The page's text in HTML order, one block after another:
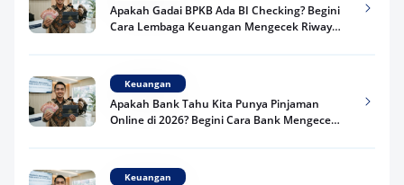
Apakah Gadai BPKB Ada BI Checking? Begini
Cara Lembaga Keuangan Mengecek Riwayat
Keuangan
Apakah Bank Tahu Kita Punya Pinjaman
Online di 2026? Begini Cara Bank Mengecek
Keuangan